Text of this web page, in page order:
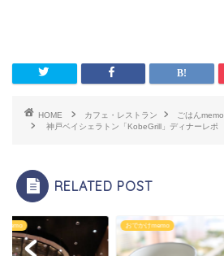
HOME カフェ・レストラン
ごはんmemo
神戸ベイシェラトン「KobeGrill」ディナーレポ
RELATED POST
memo おでかけmemo